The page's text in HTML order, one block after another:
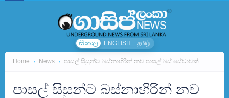
සිංහල ENGLISH தமிழ்
Home News පාසල් සිසුන්ට බස්නාහිරින් නව පාසල් බස් සේවාවක්
පාසල් සිසුන්ට බස්නාහිරින් නව